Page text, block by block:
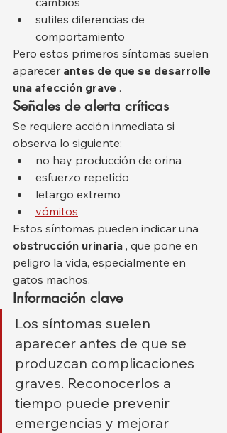
sutiles diferencias de
comportamiento
Pero estos primeros síntomas suelen
aparecer antes de que se desarrolle
una afección grave .
Señales de alerta críticas
Se requiere acción inmediata si
observa lo siguiente:
no hay producción de orina
esfuerzo repetido
letargo extremo
vómitos
Estos síntomas pueden indicar una
obstrucción urinaria , que pone en
peligro la vida, especialmente en
gatos machos.
Información clave
Los síntomas suelen
aparecer antes de que se
produzcan complicaciones
graves. Reconocerlos a
tiempo puede prevenir
emergencias y mejorar